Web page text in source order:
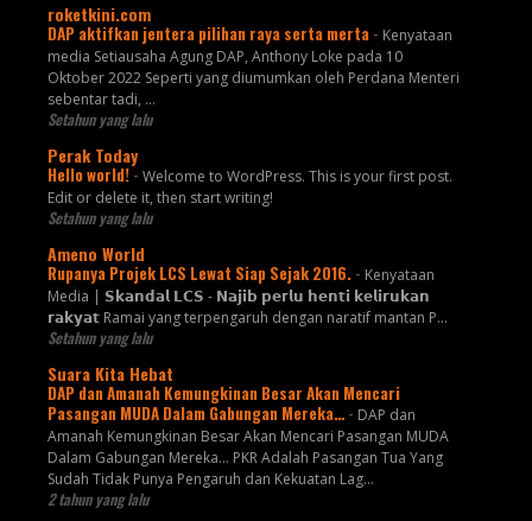
roketkini.com
DAP aktifkan jentera pilihan raya serta merta - Kenyataan
media Setiausaha Agung DAP, Anthony Loke pada 10
Oktober 2022 Seperti yang diumumkan oleh Perdana Menteri
sebentar tadi, …
Setahun yang lalu
Perak Today
Hello world! - Welcome to WordPress. This is your first post.
Edit or delete it, then start writing!
Setahun yang lalu
Ameno World
Rupanya Projek LCS Lewat Siap Sejak 2016. - Kenyataan
Media | 𝗦𝗸𝗮𝗻𝗱𝗮𝗹 𝗟𝗖𝗦 - 𝗡𝗮𝗷𝗶𝗯 𝗽𝗲𝗿𝗹𝘂 𝗵𝗲𝗻𝘁𝗶 𝗸𝗲𝗹𝗶𝗿𝘂𝗸𝗮𝗻
𝗿𝗮𝗸𝘆𝗮𝘁 Ramai yang terpengaruh dengan naratif mantan P...
Setahun yang lalu
Suara Kita Hebat
DAP dan Amanah Kemungkinan Besar Akan Mencari
Pasangan MUDA Dalam Gabungan Mereka… - DAP dan
Amanah Kemungkinan Besar Akan Mencari Pasangan MUDA
Dalam Gabungan Mereka… PKR Adalah Pasangan Tua Yang
Sudah Tidak Punya Pengaruh dan Kekuatan Lag...
2 tahun yang lalu